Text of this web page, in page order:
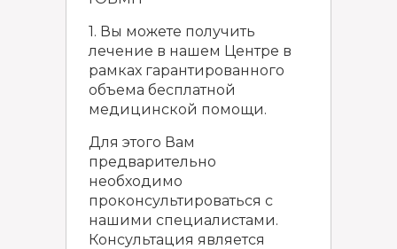
1. Вы можете получить
лечение в нашем Центре в
рамках гарантированного
объема бесплатной
медицинской помощи.
Для этого Вам
предварительно
необходимо
проконсультироваться с
нашими специалистами.
Консультация является